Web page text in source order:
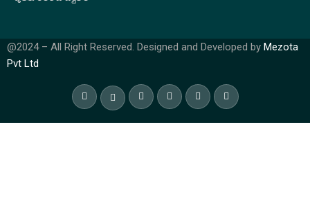
@2024 – All Right Reserved. Designed and Developed by Mezota
Pvt Ltd